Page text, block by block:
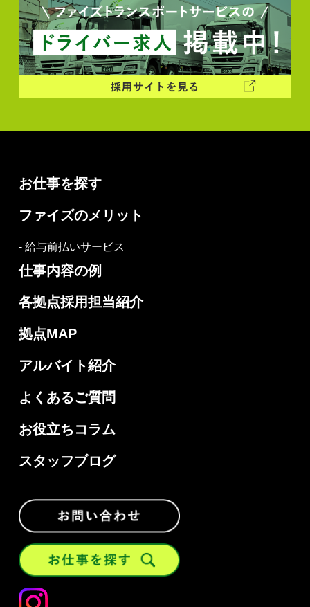
お仕事を探す
ファイズのメリット
- 給与前払いサービス
仕事内容の例
各拠点採用担当紹介
拠点MAP
アルバイト紹介
よくあるご質問
お役立ちコラム
スタッフブログ